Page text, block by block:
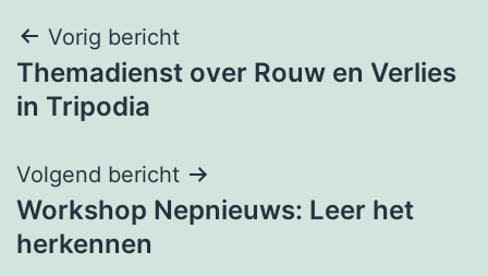
Bericht
navigatie
Vorig bericht
Themadienst over Rouw en Verlies
in Tripodia
Volgend bericht
Workshop Nepnieuws: Leer het
herkennen